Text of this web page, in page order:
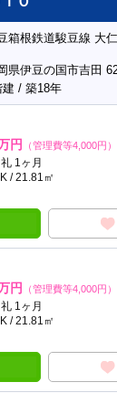
箱根鉄道駿豆線 大
県伊豆の国市吉田
建 / 築18年
円 （管理費等4,000円）
1ヶ月
/ 21.81㎡
円 （管理費等4,000円）
1ヶ月
/ 21.81㎡